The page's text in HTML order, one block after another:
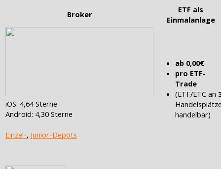
Broker
ETF als
Einmalanlage
iOS: 4,64 Sterne
Android: 4,30 Sterne
Einzel-, Junior-Depots
ab 0,00€
pro ETF-
Trade
(ETF/ETC an
handelbar)